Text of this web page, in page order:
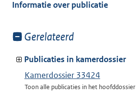
Informatie over publicatie
Toon
van:
Gerelateerd
Publicaties in kamerdossier
Kamerdossier 33424
Toon alle publicaties in het hoofddossier